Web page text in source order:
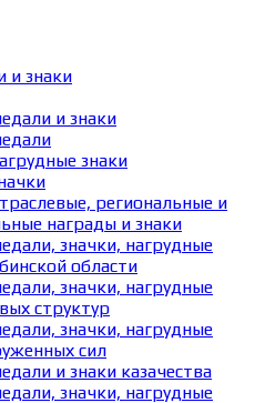
и знаки
и знаки
знаки
региональные и
награды и знаки
значки, нагрудные
области
значки, нагрудные
структур
значки, нагрудные
сил
и знаки казачества
значки, нагрудные